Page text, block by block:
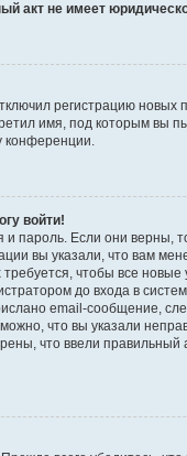
акт не имеет
регистрацию новых
имя, под которым вы
конференции.
войти!
и пароль. Если они верны,
вы указали, что вам
чтобы все
до входа в
email-сообщение,
что вы указали
что ввели правильный